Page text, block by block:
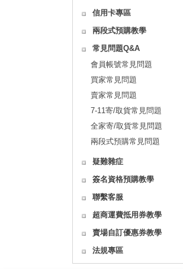
信用卡專區
兩段式預購教學
常見問題Q&A
會員帳號常見問題
買家常見問題
賣家常見問題
7-11寄/取貨常見問題
全家寄/取貨常見問題
兩段式預購常見問題
疑難雜症
簽名資格預購教學
聯繫客服
超商運費抵用券教學
賣場自訂優惠券教學
法規專區